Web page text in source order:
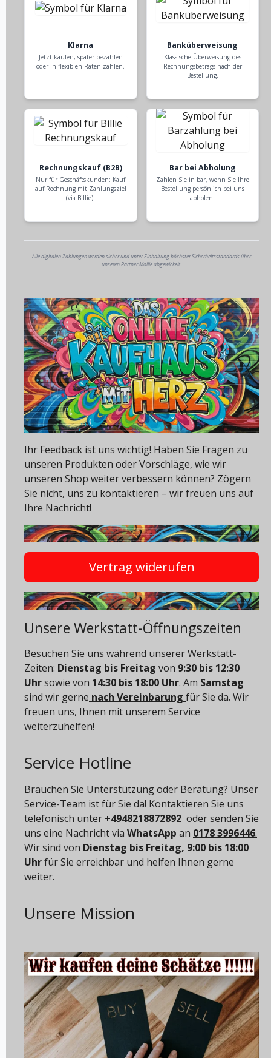
Klarna
Jetzt kaufen, später bezahlen
oder in flexiblen Raten zahlen.
Banküberweisung
Klassische Überweisung des
Rechnungsbetrags nach der
Bestellung.
Rechnungskauf (B2B)
Nur für Geschäftskunden: Kauf
auf Rechnung mit Zahlungsziel
(via Billie).
Bar bei Abholung
Zahlen Sie in bar, wenn Sie Ihre
Bestellung persönlich bei uns
abholen.
Alle digitalen Zahlungen werden sicher und unter Einhaltung höchster Sicherheitsstandards über
unseren Partner Mollie abgewickelt.
Ihr Feedback ist uns wichtig! Haben Sie Fragen zu
unseren Produkten oder Vorschläge, wie wir
unseren Shop weiter verbessern können? Zögern
Sie nicht, uns zu kontaktieren – wir freuen uns auf
Ihre Nachricht!
Vertrag widerufen
Unsere Werkstatt-Öffnungszeiten
Besuchen Sie uns während unserer Werkstatt-
Zeiten: Dienstag bis Freitag von 9:30 bis 12:30
Uhrsowie von 14:30 bis 18:00 Uhr. Am Samstag
sind wir gerne nach Vereinbarung für Sie da. Wir
freuen uns, Ihnen mit unserem Service
weiterzuhelfen!
Service Hotline
Brauchen Sie Unterstützung oder Beratung? Unser
Service-Team ist für Sie da! Kontaktieren Sie uns
telefonisch unter +4948218872892 oder senden Sie
uns eine Nachricht via WhatsApp an 0178 3996446.
Wir sind von Dienstag bis Freitag, 9:00 bis 18:00
Uhrfür Sie erreichbar und helfen Ihnen gerne
weiter.
Unsere Mission